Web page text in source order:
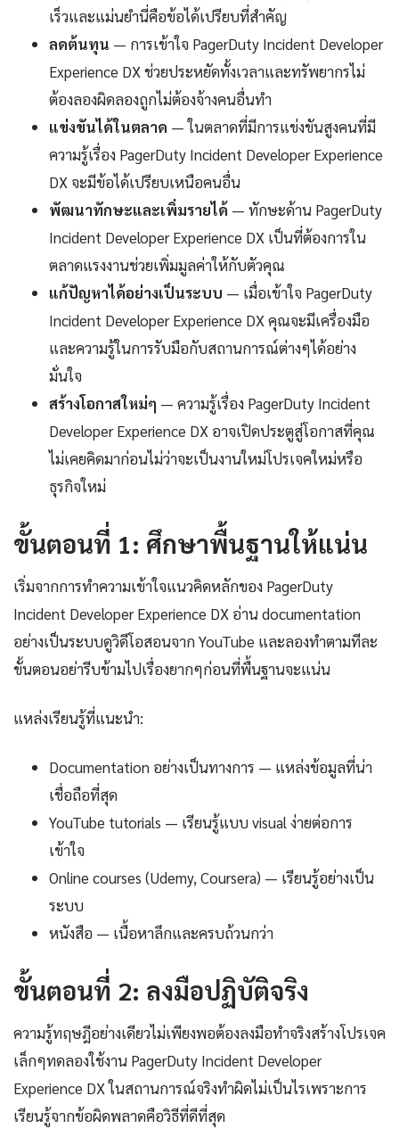
เร็วและแม่นยำนี่คือข้อได้เปรียบที่สำคัญ
ลดต้นทุน — การเข้าใจ PagerDuty Incident Developer
Experience DX ช่วยประหยัดทั้งเวลาและทรัพยากรไม่
ต้องลองผิดลองถูกไม่ต้องจ้างคนอื่นทำ
แข่งขันได้ในตลาด — ในตลาดที่มีการแข่งขันสูงคนที่มี
ความรู้เรื่อง PagerDuty Incident Developer Experience
DX จะมีข้อได้เปรียบเหนือคนอื่น
พัฒนาทักษะและเพิ่มรายได้ — ทักษะด้าน PagerDuty
Incident Developer Experience DX เป็นที่ต้องการใน
ตลาดแรงงานช่วยเพิ่มมูลค่าให้กับตัวคุณ
แก้ปัญหาได้อย่างเป็นระบบ — เมื่อเข้าใจ PagerDuty
Incident Developer Experience DX คุณจะมีเครื่องมือ
และความรู้ในการรับมือกับสถานการณ์ต่างๆได้อย่าง
มั่นใจ
สร้างโอกาสใหม่ๆ — ความรู้เรื่อง PagerDuty Incident
Developer Experience DX อาจเปิดประตูสู่โอกาสที่คุณ
ไม่เคยคิดมาก่อนไม่ว่าจะเป็นงานใหม่โปรเจคใหม่หรือ
ธุรกิจใหม่
ขั้นตอนที่ 1: ศึกษาพื้นฐานให้แน่น
เริ่มจากการทำความเข้าใจแนวคิดหลักของ PagerDuty
Incident Developer Experience DX อ่าน documentation
อย่างเป็นระบบดูวิดีโอสอนจาก YouTube และลองทำตามทีละ
ขั้นตอนอย่ารีบข้ามไปเรื่องยากๆก่อนที่พื้นฐานจะแน่น
แหล่งเรียนรู้ที่แนะนำ:
Documentation อย่างเป็นทางการ — แหล่งข้อมูลที่น่า
เชื่อถือที่สุด
YouTube tutorials — เรียนรู้แบบ visual ง่ายต่อการ
เข้าใจ
Online courses (Udemy, Coursera) — เรียนรู้อย่างเป็น
ระบบ
หนังสือ — เนื้อหาลึกและครบถ้วนกว่า
ขั้นตอนที่ 2: ลงมือปฏิบัติจริง
ความรู้ทฤษฎีอย่างเดียวไม่เพียงพอต้องลงมือทำจริงสร้างโปรเจค
เล็กๆทดลองใช้งาน PagerDuty Incident Developer
Experience DX ในสถานการณ์จริงทำผิดไม่เป็นไรเพราะการ
เรียนรู้จากข้อผิดพลาดคือวิธีที่ดีที่สุด